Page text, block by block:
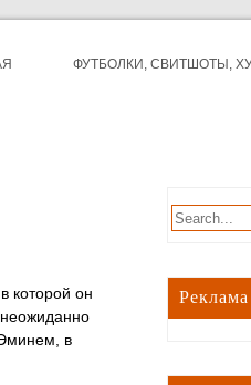
ФУТБОЛКИ, СВИТШОТЫ,
которой он
неожиданно
в
Реклама